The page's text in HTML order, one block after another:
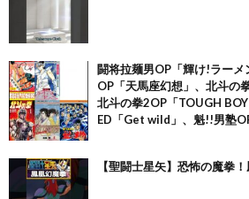
闘将拉麺男OP「輝け!ラーメ
OP「天馬座幻想」、北斗の
北斗の拳2OP「TOUGH
ED「Get wild」、魁!!男塾
【聖闘士星矢】恐怖の魔拳